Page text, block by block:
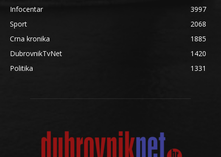
Infocentar
3997
Sport
2068
Crna kronika
1885
DubrovnikTvNet
1420
Politika
1331